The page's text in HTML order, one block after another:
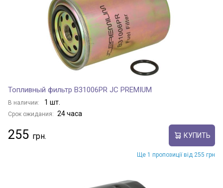
Топливный фильтр B31006PR JC PREMIUM
В наличии: 1 шт.
Срок ожидания: 24 часа
255 КУПИТЬ
Ще 1 пропозиції від 255 грн